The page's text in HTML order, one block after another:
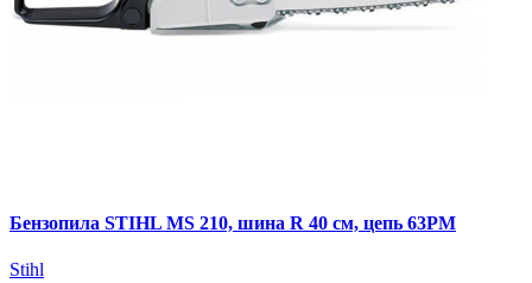
Бензопила STIHL MS 210, шина R 40 см, цепь 63РМ
Stihl